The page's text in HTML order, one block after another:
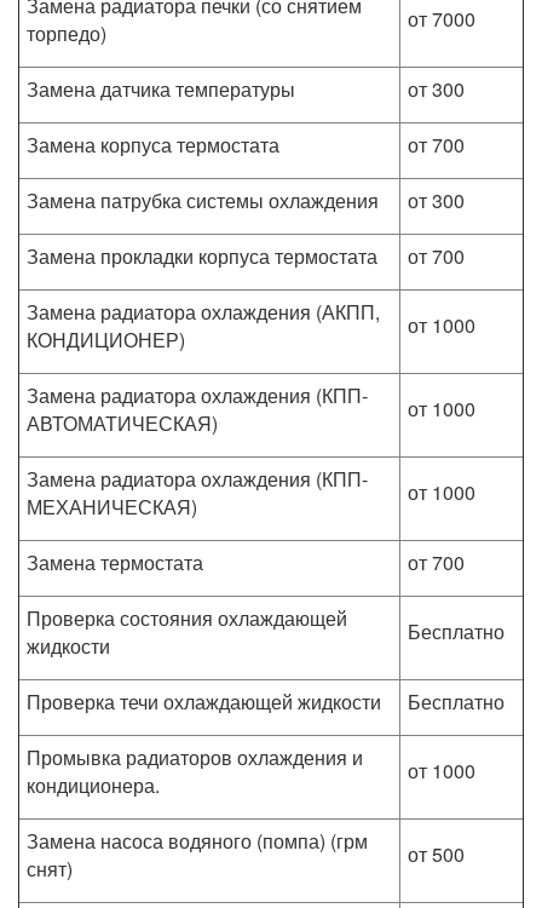
торпедо)
от 7000
Замена датчика температуры
от 300
Замена корпуса термостата
от 700
Замена патрубка системы охлаждения
от 300
Замена прокладки корпуса термостата
от 700
Замена радиатора охлаждения (АКПП,
КОНДИЦИОНЕР)
от 1000
Замена радиатора охлаждения (КПП-
АВТОМАТИЧЕСКАЯ)
от 1000
Замена радиатора охлаждения (КПП-
МЕХАНИЧЕСКАЯ)
от 1000
Замена термостата
от 700
Проверка состояния охлаждающей
жидкости
Бесплатно
Проверка течи охлаждающей жидкости
Бесплатно
Промывка радиаторов охлаждения и
кондиционера.
от 1000
Замена насоса водяного (помпа) (грм
снят)
от 500